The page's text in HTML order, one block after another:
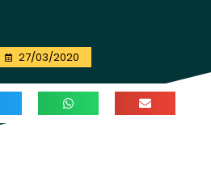
27/03/2020